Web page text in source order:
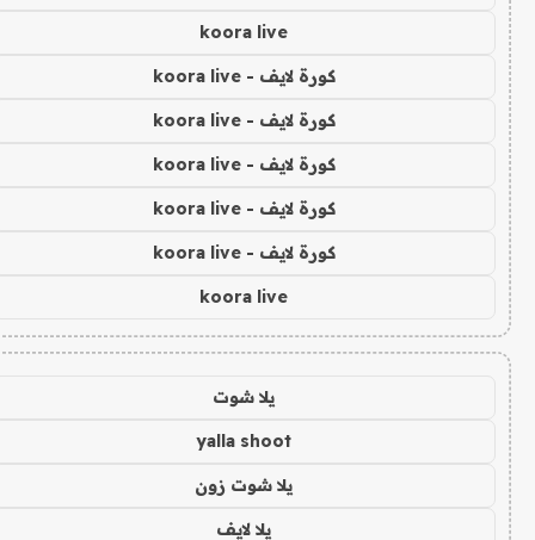
koora live
كورة لايف - koora live
كورة لايف - koora live
كورة لايف - koora live
كورة لايف - koora live
كورة لايف - koora live
koora live
يلا شوت
yalla shoot
يلا شوت زون
يلا لايف